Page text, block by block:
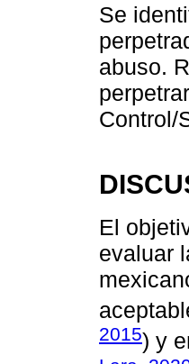
Se
abuso.
Control/
El
evaluar
2015) y